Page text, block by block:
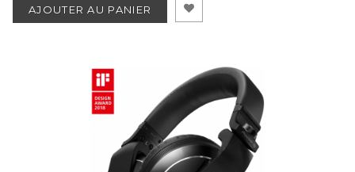
AJOUTER AU PANIER